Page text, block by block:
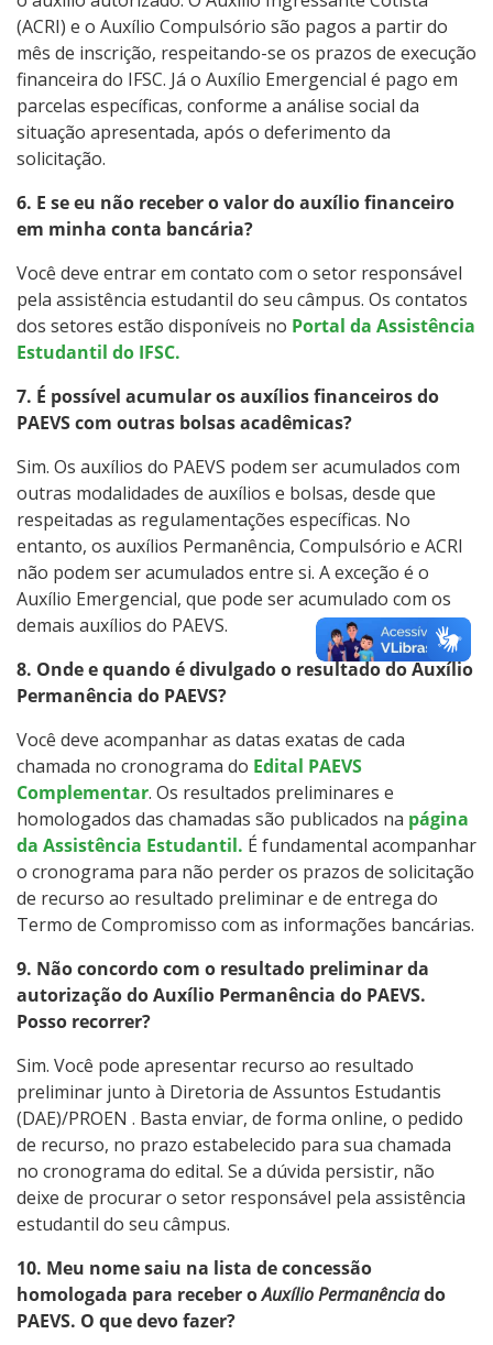
(ACRI) e o Auxílio Compulsório são pagos a partir do
mês de inscrição, respeitando-se os prazos de execução
financeira do IFSC. Já o Auxílio Emergencial é pago em
parcelas específicas, conforme a análise social da
situação apresentada, após o deferimento da
solicitação.
6. E se eu não receber o valor do auxílio financeiro
em minha conta bancária?
Você deve entrar em contato com o setor responsável
pela assistência estudantil do seu câmpus. Os contatos
dos setores estão disponíveis no Portal da Assistência
Estudantil do IFSC.
7. É possível acumular os auxílios financeiros do
PAEVS com outras bolsas acadêmicas?
Sim. Os auxílios do PAEVS podem ser acumulados com
outras modalidades de auxílios e bolsas, desde que
respeitadas as regulamentações específicas. No
entanto, os auxílios Permanência, Compulsório e ACRI
não podem ser acumulados entre si. A exceção é o
Auxílio Emergencial, que pode ser acumulado com os
demais auxílios do PAEVS.
8. Onde e quando é divulgado o resultado do Auxílio
Permanência do PAEVS?
Você deve acompanhar as datas exatas de cada
chamada no cronograma do Edital PAEVS
Complementar. Os resultados preliminares e
homologados das chamadas são publicados na página
da Assistência Estudantil. É fundamental acompanhar
o cronograma para não perder os prazos de solicitação
de recurso ao resultado preliminar e de entrega do
Termo de Compromisso com as informações bancárias.
9. Não concordo com o resultado preliminar da
autorização do Auxílio Permanência do PAEVS.
Posso recorrer?
Sim. Você pode apresentar recurso ao resultado
preliminar junto à Diretoria de Assuntos Estudantis
(DAE)/PROEN . Basta enviar, de forma online, o pedido
de recurso, no prazo estabelecido para sua chamada
no cronograma do edital. Se a dúvida persistir, não
deixe de procurar o setor responsável pela assistência
estudantil do seu câmpus.
10. Meu nome saiu na lista de concessão
homologada para receber oAuxílio Permanênciado
PAEVS. O que devo fazer?